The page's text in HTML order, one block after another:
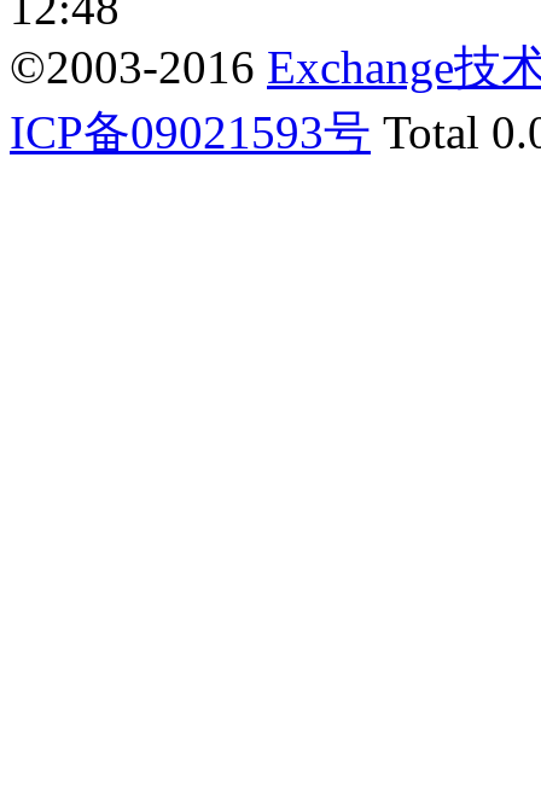
©2003-2016 Exchange技
ICP备09021593号 Total